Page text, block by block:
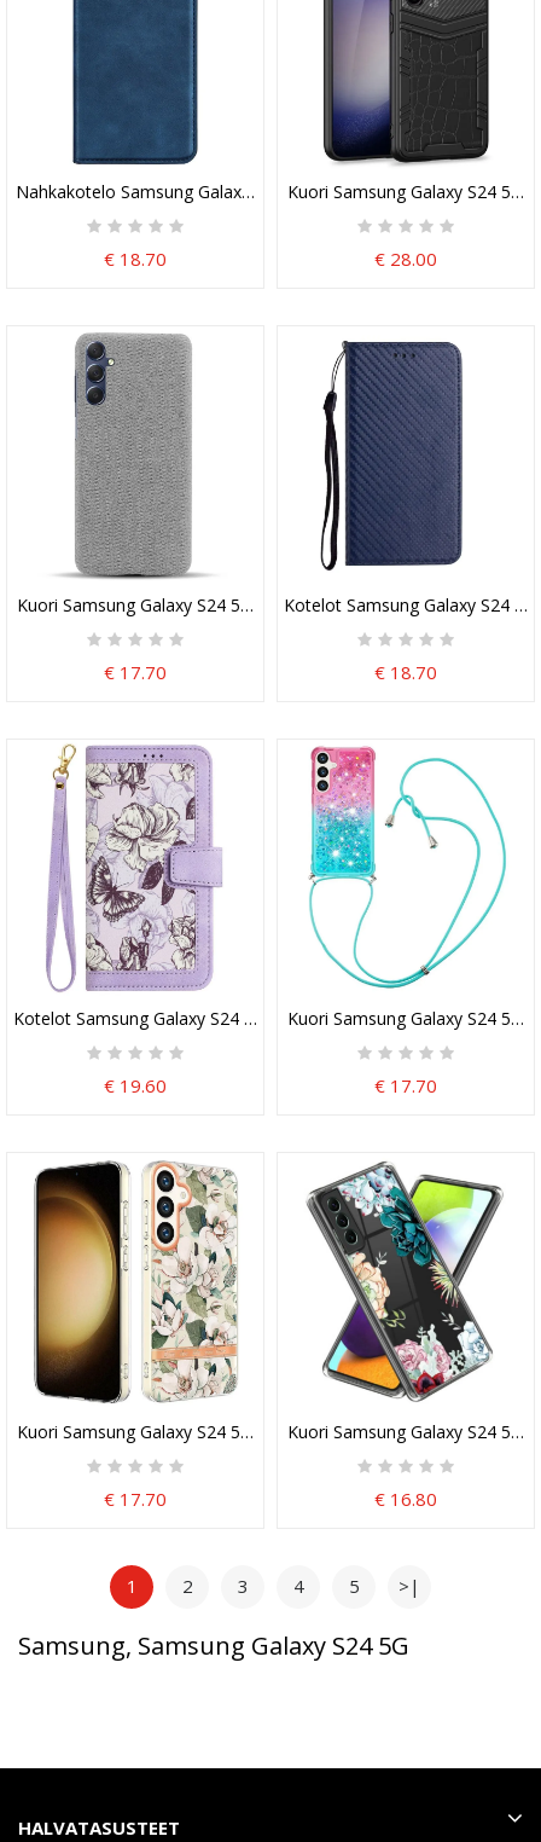
Nahkakotelo Samsung Galaxy S24 5g Klassinen
€ 18.70
Kuori Samsung Galaxy S24 5g
€ 28.00
Kuori Samsung Galaxy S24 5g Kangas
€ 17.70
Kotelot Samsung Galaxy S24
€ 18.70
Kotelot Samsung Galaxy S24 5g Taiteellinen Kukkakuvio Hihnalla
€ 19.60
Kuori Samsung Galaxy S24 5g
€ 17.70
Kuori Samsung Galaxy S24 5g Kukkasarja
€ 17.70
Kuori Samsung Galaxy S24 5g
€ 16.80
1 2 3 4 5 >|
Samsung, Samsung Galaxy S24 5G
HALVATASUSTEET